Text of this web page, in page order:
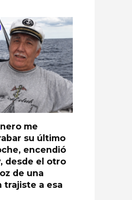
me
su último
encendió
desde el otro
de una
trajiste a esa